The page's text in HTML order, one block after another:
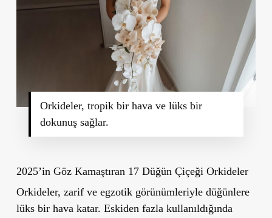
Orkideler, tropik bir hava ve lüks bir
dokunuş sağlar.
2025’in Göz Kamaştıran 17 Düğün Çiçeği Orkideler
Orkideler, zarif ve egzotikgörünümleriyle düğünlere
lüks bir havakatar. Eskiden fazla kullanıldığında